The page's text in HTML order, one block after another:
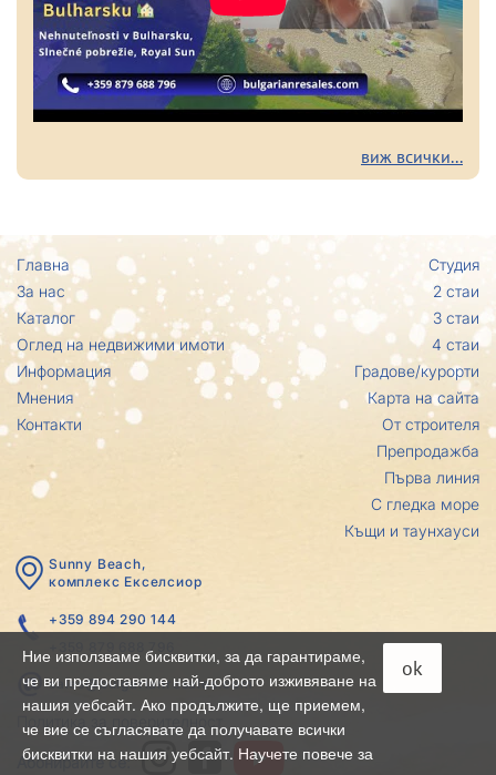
виж всички...
Главна
За нас
Каталог
Оглед на недвижими имоти
Информация
Мнения
Контакти
Студия
2 стаи
3 стаи
4 стаи
Градове/курорти
Карта на сайта
От строителя
Препродажба
Първа линия
С гледка море
Къщи и таунхауси
Sunny Beach,
комплекс Eкселсиор
+359 894 290 144
+359 879 688 796
sales@bulgarianresales.com
Абонирайте се:
Ние използваме бисквитки, за да гарантираме,
че ви предоставяме най-доброто изживяване на
нашия уебсайт. Ако продължите, ще приемем,
че вие се съгласявате да получавате всички
бисквитки на нашия уебсайт. Научете повече за
ok